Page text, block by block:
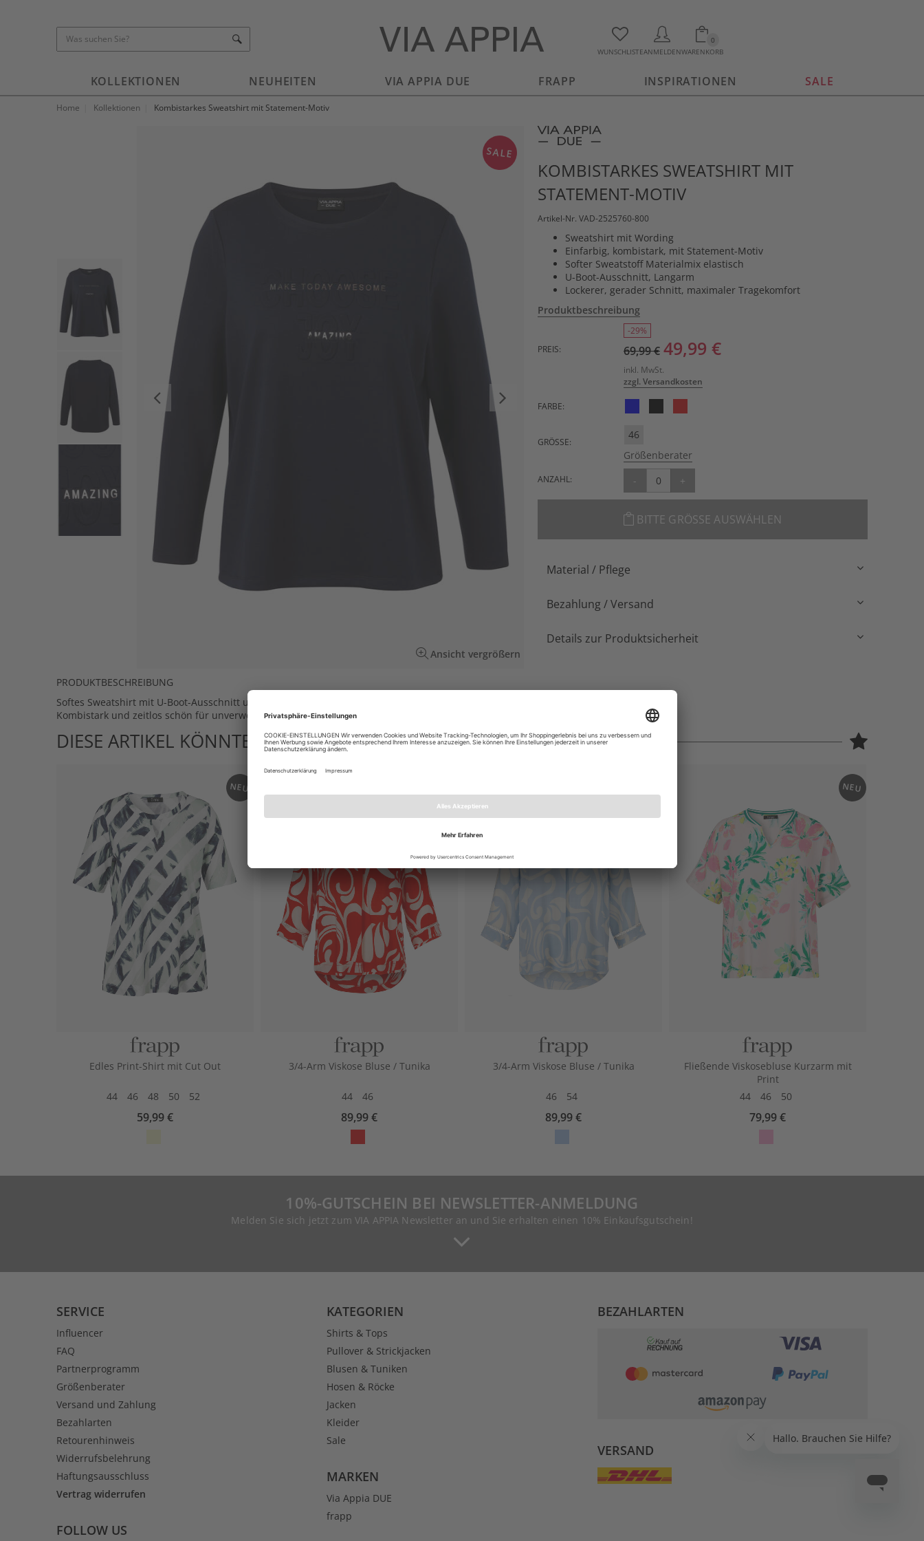
WUNSCHLISTEANMELDEN
0
WARENKORB
KOLLEKTIONEN NEUHEITEN VIA APPIA DUE FRAPP INSPIRATIONEN SALE
Home Kollektionen Kombistarkes Sweatshirt mit Statement-Motiv
SALE
Ansicht vergrößern
PRODUKTBESCHREIBUNG
Softes Sweatshirt mit U-Boot-Ausschnitt und animierendem Statement: Make today awesome!
Kombistark und zeitlos schön für unverwechselbare Looks!
KOMBISTARKES SWEATSHIRT MIT
STATEMENT-MOTIV
Artikel-Nr. VAD-2525760-800
Sweatshirt mit Wording
Einfarbig, kombistark, mit Statement-Motiv
Softer Sweatstoff Materialmix elastisch
U-Boot-Ausschnitt, Langarm
Lockerer, gerader Schnitt, maximaler Tragekomfort
Produktbeschreibung
-29%
PREIS:
69,99 € 49,99 €
inkl. MwSt.
zzgl. Versandkosten
FARBE:
GRÖSSE:
46
Größenberater
ANZAHL: - +
BITTE GRÖSSE AUSWÄHLEN
Material / Pflege
Bezahlung / Versand
Details zur Produktsicherheit
DIESE ARTIKEL KÖNNTEN IHNEN AUCH GEFALLEN
NEU
Edles Print-Shirt mit Cut Out
44 46 48 50 52
59,99 €
3/4-Arm Viskose Bluse / Tunika
44 46
89,99 €
3/4-Arm Viskose Bluse / Tunika
46 54
89,99 €
NEU
Fließende Viskosebluse Kurzarm mit
Print
44
46 50
79,99 €
10%-GUTSCHEIN BEI NEWSLETTER-ANMELDUNG
Melden Sie sich jetzt zum VIA APPIA Newsletter an und Sie erhalten einen 10% Einkaufsgutschein!
SERVICE
Influencer
FAQ
Partnerprogramm
Größenberater
Versand und Zahlung
Bezahlarten
Retourenhinweis
Widerrufsbelehrung
Haftungsausschluss
Vertrag widerrufen
FOLLOW US
KATEGORIEN
Shirts & Tops
Pullover & Strickjacken
Blusen & Tuniken
Hosen & Röcke
Jacken
Kleider
Sale
MARKEN
Via Appia DUE
frapp
BEZAHLARTEN
VERSAND